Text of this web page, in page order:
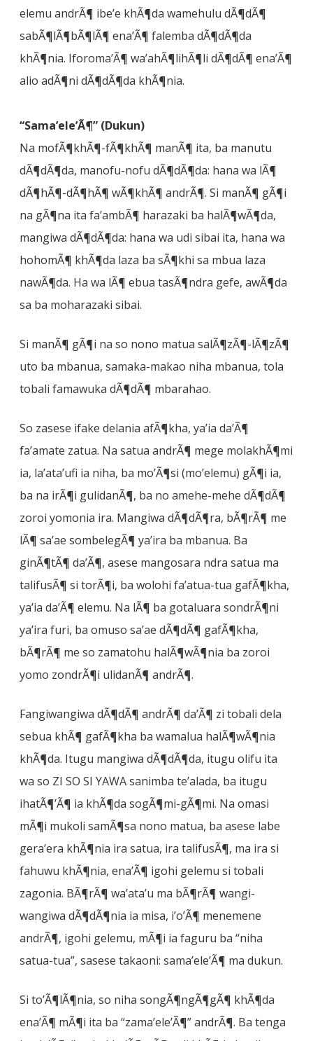
elemu andrÃ¶ ibe’e khÃ¶da wamehulu dÃ¶dÃ¶
sabÃ¶lÃ¶bÃ¶lÃ¶ ena’Ã¶ falemba dÃ¶dÃ¶da
khÃ¶nia. Iforoma’Ã¶ wa’ahÃ¶lihÃ¶li dÃ¶dÃ¶ ena’Ã¶
alio adÃ¶ni dÃ¶dÃ¶da khÃ¶nia.
“Sama’ele’Ã¶” (Dukun)
Na mofÃ¶khÃ¶-fÃ¶khÃ¶ manÃ¶ ita, ba manutu
dÃ¶dÃ¶da, manofu-nofu dÃ¶dÃ¶da: hana wa lÃ¶
dÃ¶hÃ¶-dÃ¶hÃ¶ wÃ¶khÃ¶ andrÃ¶. Si manÃ¶ gÃ¶i
na gÃ¶na ita fa’ambÃ¶ harazaki ba halÃ¶wÃ¶da,
mangiwa dÃ¶dÃ¶da: hana wa udi sibai ita, hana wa
hohomÃ¶ khÃ¶da laza ba sÃ¶khi sa mbua laza
nawÃ¶da. Ha wa lÃ¶ ebua tasÃ¶ndra gefe, awÃ¶da
sa ba moharazaki sibai.
Si manÃ¶ gÃ¶i na so nono matua salÃ¶zÃ¶-lÃ¶zÃ¶
uto ba mbanua, samaka-makao niha mbanua, tola
tobali famawuka dÃ¶dÃ¶ mbarahao.
So zasese ifake delania afÃ¶kha, ya’ia da’Ã¶
fa’amate zatua. Na satua andrÃ¶ mege molakhÃ¶mi
ia, la’ata’ufi ia niha, ba mo’Ã¶si (mo’elemu) gÃ¶i ia,
ba na irÃ¶i gulidanÃ¶, ba no amehe-mehe dÃ¶dÃ¶
zoroi yomonia ira. Mangiwa dÃ¶dÃ¶ra, bÃ¶rÃ¶ me
lÃ¶ sa’ae sombelegÃ¶ ya’ira ba mbanua. Ba
ginÃ¶tÃ¶ da’Ã¶, asese mangosara ndra satua ma
talifusÃ¶ si torÃ¶i, ba wolohi fa’atua-tua gafÃ¶kha,
ya’ia da’Ã¶ elemu. Na lÃ¶ ba gotaluara sondrÃ¶ni
ya’ira furi, ba omuso sa’ae dÃ¶dÃ¶ gafÃ¶kha,
bÃ¶rÃ¶ me so zamatohu halÃ¶wÃ¶nia ba zoroi
yomo zondrÃ¶i ulidanÃ¶ andrÃ¶.
Fangiwangiwa dÃ¶dÃ¶ andrÃ¶ da’Ã¶ zi tobali dela
sebua khÃ¶ gafÃ¶kha ba wamalua halÃ¶wÃ¶nia
khÃ¶da. Itugu mangiwa dÃ¶dÃ¶da, itugu olifu ita
wa so ZI SO SI YAWA sanimba te’alada, ba itugu
ihatÃ¶’Ã¶ ia khÃ¶da sogÃ¶mi-gÃ¶mi. Na omasi
mÃ¶i mukoli samÃ¶sa nono matua, ba asese labe
gera’era khÃ¶nia ira satua, ira talifusÃ¶, ma ira si
fahuwu khÃ¶nia, ena’Ã¶ igohi gelemu si tobali
zagonia. BÃ¶rÃ¶ wa’ata’u ma bÃ¶rÃ¶ wangi-
wangiwa dÃ¶dÃ¶nia ia misa, i’o’Ã¶ menemene
andrÃ¶, igohi gelemu, mÃ¶i ia faguru ba “niha
satua-tua”, sasese takaoni: sama’ele’Ã¶ ma dukun.
Si to’Ã¶lÃ¶nia, so niha songÃ¶ngÃ¶gÃ¶ khÃ¶da
ena’Ã¶ mÃ¶i ita ba “zama’ele’Ã¶” andrÃ¶. Ba tenga